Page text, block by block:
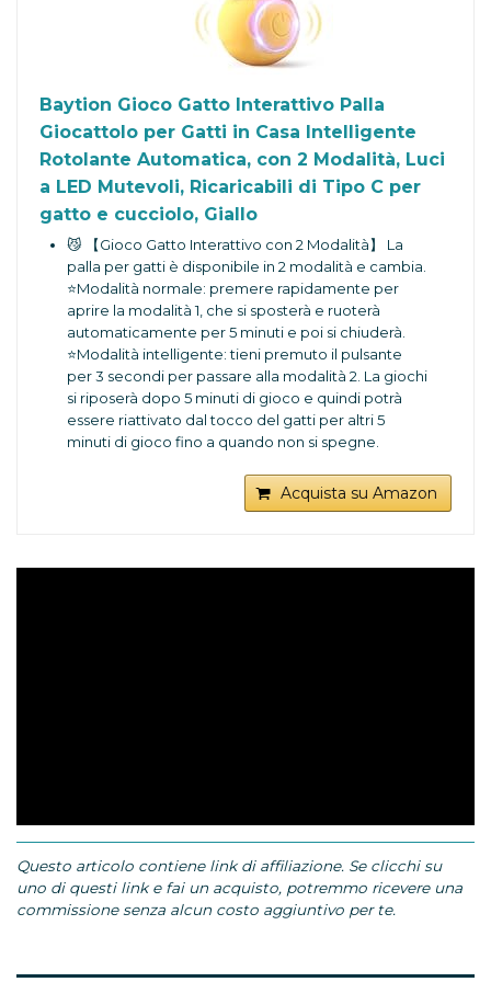
Baytion Gioco Gatto Interattivo Palla
Giocattolo per Gatti in Casa Intelligente
Rotolante Automatica, con 2 Modalità, Luci
a LED Mutevoli, Ricaricabili di Tipo C per
gatto e cucciolo, Giallo
😼 【Gioco Gatto Interattivo con 2 Modalità】 La
palla per gatti è disponibile in 2 modalità e cambia.
⭐Modalità normale: premere rapidamente per
aprire la modalità 1, che si sposterà e ruoterà
automaticamente per 5 minuti e poi si chiuderà.
⭐Modalità intelligente: tieni premuto il pulsante
per 3 secondi per passare alla modalità 2. La giochi
si riposerà dopo 5 minuti di gioco e quindi potrà
essere riattivato dal tocco del gatti per altri 5
minuti di gioco fino a quando non si spegne.
palla per gatti Baytion è progettata per gatti adulti
attivi, annoiati e timidi, gattini e cuccioli per
Anche le luci flash multicolori integrate all'interno
pavimento piastrellato e moquette sottile ma non
moquette spessa a causa della resistenza.
🐶 【Palla Giochi per Gatti Ricaricabile di Tipo C】
Questo gioco gatto interattivo di palla è dotato di
Acquista su Amazon
Questo articolo contiene link di affiliazione. Se clicchi su
uno di questi link e fai un acquisto, potremmo ricevere una
commissione senza alcun costo aggiuntivo per te.